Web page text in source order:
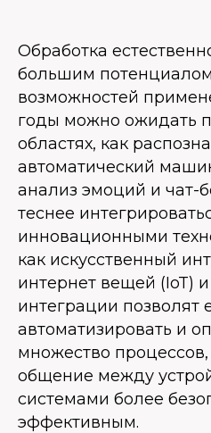
Обработка
большим
возможностей
годы можно ожидать
областях, как
автоматический
анализ эмоций и чат-
теснее
инновационными
как искусственный
интернет вещей (IoT)
интеграции позволят
автоматизировать и
множество
общение между
системами более
эффективным.